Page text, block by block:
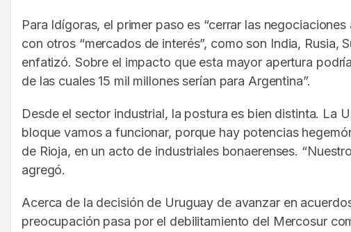
Para Idígoras, el primer paso es “cerrar las
con otros “mercados de interés”, como son India, Rusia,
enfatizó. Sobre el impacto que esta mayor apertura
de las cuales 15 mil millones serían para Argentina”.
Desde el sector industrial, la postura es bien distinta. La
bloque vamos a funcionar, porque hay potencias
de Rioja, en un acto de industriales bonaerenses.
agregó.
Acerca de la decisión de Uruguay de avanzar en
preocupación pasa por el debilitamiento del Mercosur